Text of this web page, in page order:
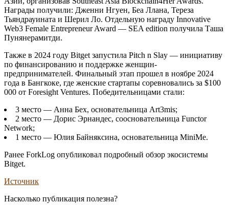
Награды получили: Дженни Нгуен, Беа Ллана, Тереза
Тьяндрауината и Шерил Ло. Отдельную награду Innovative
Web3 Female Entrepreneur Award — SEA edition получила Таша
Пунянерамитди.
Также в 2024 году Bitget запустила Pitch n Slay — инициативу
по финансированию и поддержке женщин-
предпринимателей. Финальный этап прошел в ноябре 2024
года в Бангкоке, где женские стартапы соревновались за $100
000 от Foresight Ventures. Победительницами стали:
3 место — Анна Бех, основательница Art3mis;
2 место — Дорис Эрнандес, соосновательница Functor
Network;
1 место — Юлия Байняксина, основательница MiniMe.
Ранее ForkLog опубликовал подробный обзор экосистемы
Bitget.
Источник
Насколько публикация полезна?